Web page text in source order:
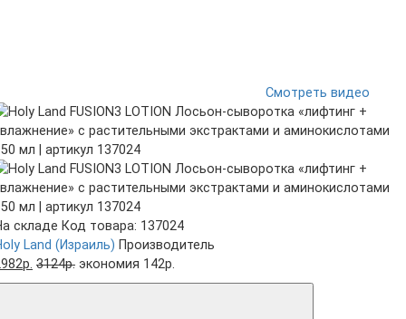
Смотреть видео
складе Код товара: 137024
Land (Израиль) Производитель
3124р. экономия 142р.